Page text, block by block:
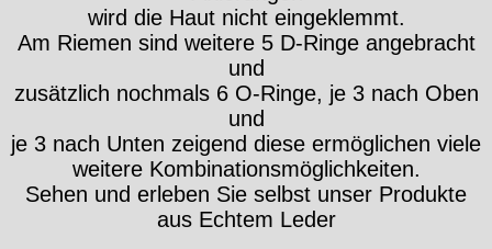
wird die Haut nicht eingeklemmt.
Am Riemen sind weitere 5 D-Ringe angebracht
und
zusätzlich nochmals 6 O-Ringe, je 3 nach Oben
und
je 3 nach Unten zeigend diese ermöglichen viele
weitere Kombinationsmöglichkeiten.
Sehen und erleben Sie selbst unser Produkte
aus Echtem Leder